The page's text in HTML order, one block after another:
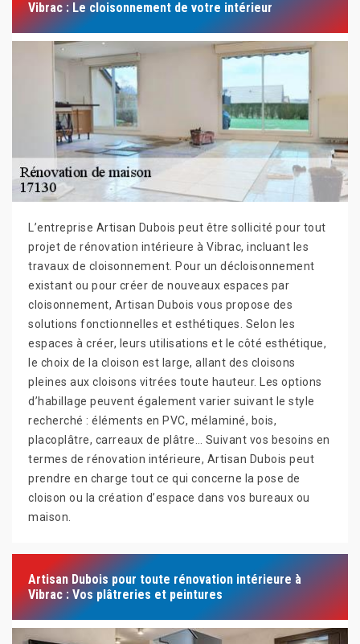
Vibrac : Le cloisonnement de votre intérieur
L’entreprise Artisan Dubois peut être sollicité pour tout
projet de rénovation intérieure à Vibrac, incluant les
travaux de cloisonnement. Pour un décloisonnement
existant ou pour créer de nouveaux espaces par
cloisonnement, Artisan Dubois vous propose des
solutions fonctionnelles et esthétiques. Selon les
espaces à créer, leurs utilisations et le côté esthétique,
le choix de la cloison est large, allant des cloisons
pleines aux cloisons vitrées toute hauteur. Les options
d’habillage peuvent également varier suivant le style
recherché : éléments en PVC, mélaminé, bois,
placoplâtre, carreaux de plâtre… Suivant vos besoins en
termes de rénovation intérieure, Artisan Dubois peut
prendre en charge tout ce qui concerne la pose de
cloison ou la création d’espace dans vos bureaux ou
maison.
Artisan Dubois pour toute rénovation intérieure à
Vibrac : Vos plâtreries et peintures